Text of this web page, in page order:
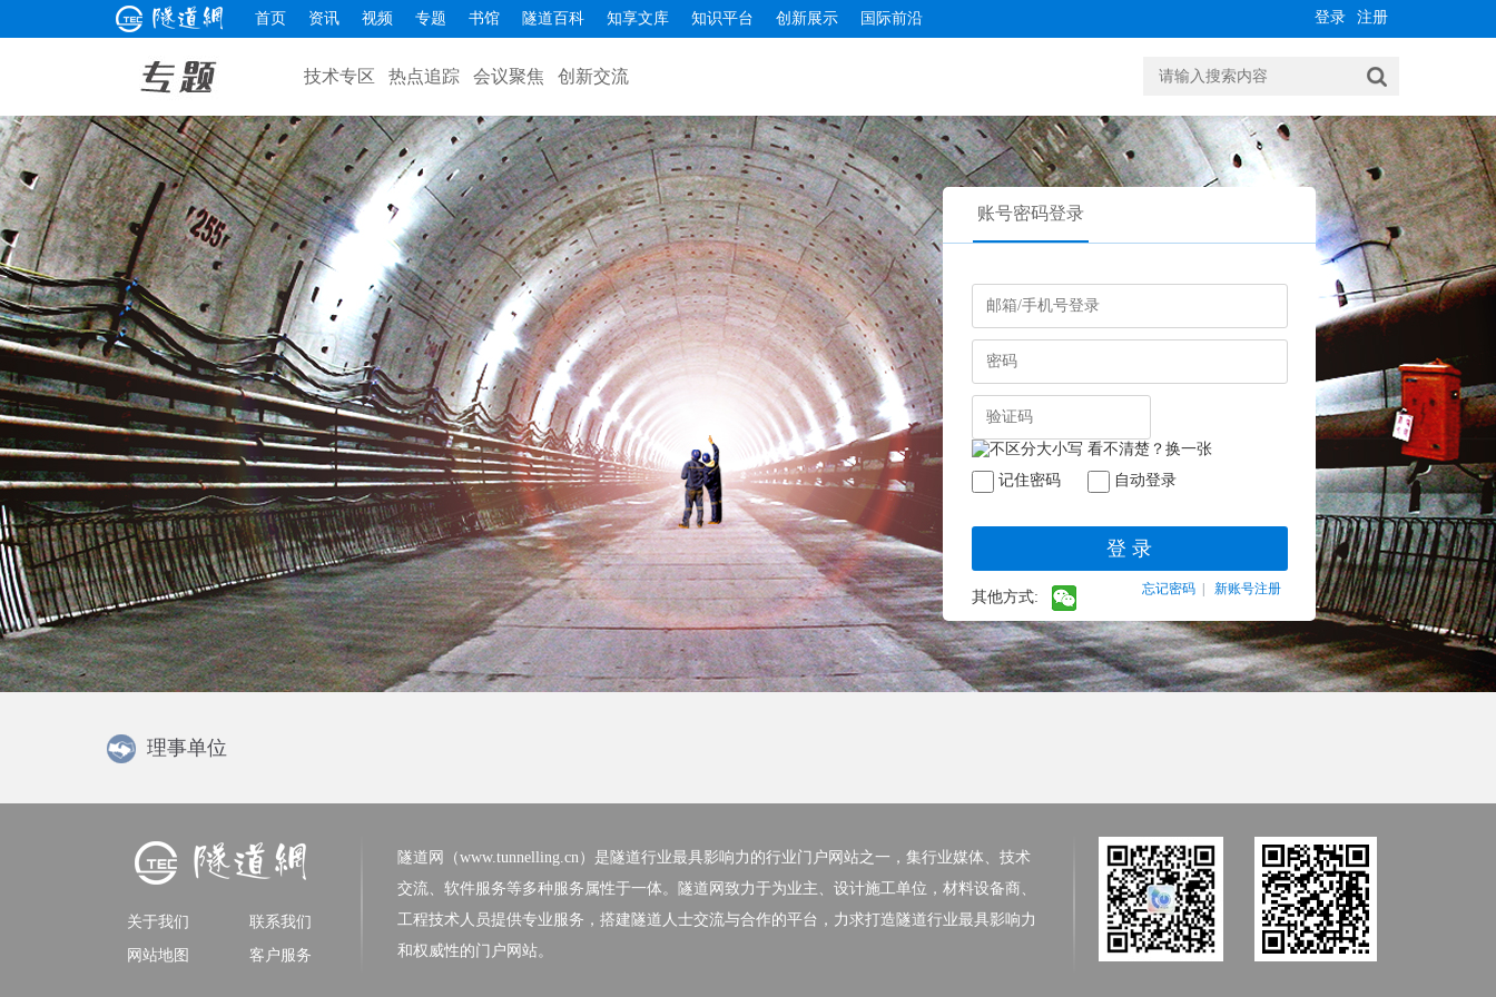
首页 资讯 视频 专题 书馆 隧道百科 知享文库 知识平台 创新展示 国际前沿 注册
登录
技术专区 热点追踪 会议聚焦 创新交流
账号密码登录
记住密码 自动登录
其他方式: 忘记密码 新账号注册
理事单位
关于我们
联系我们
网站地图
客户服务
隧道网（www.tunnelling.cn） 是隧道行业最具影响力的行业门户网站之一，集行业媒体、技术
交流、软件服务等多种服务属性于一体。隧道网致力于为业主、设计施工单位，材料设备商、
工程技术人员提供专业服务，搭建隧道人士交流与合作的平台，力求打造隧道行业最具影响力
和权威性的门户网站。